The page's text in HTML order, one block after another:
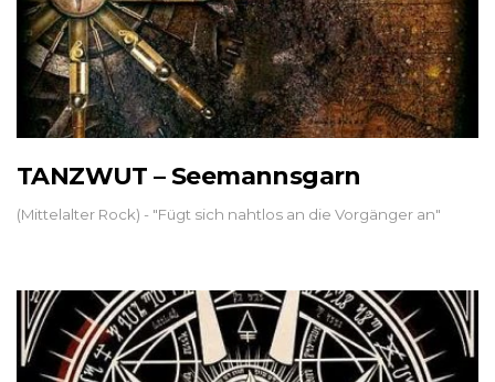
TANZWUT – Seemannsgarn
(Mittelalter Rock) - "Fügt sich nahtlos an die Vorgänger an"